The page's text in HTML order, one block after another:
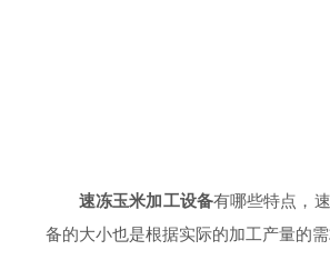
速冻玉米加工设备有哪些特点，
备的大小也是根据实际的加工产量的